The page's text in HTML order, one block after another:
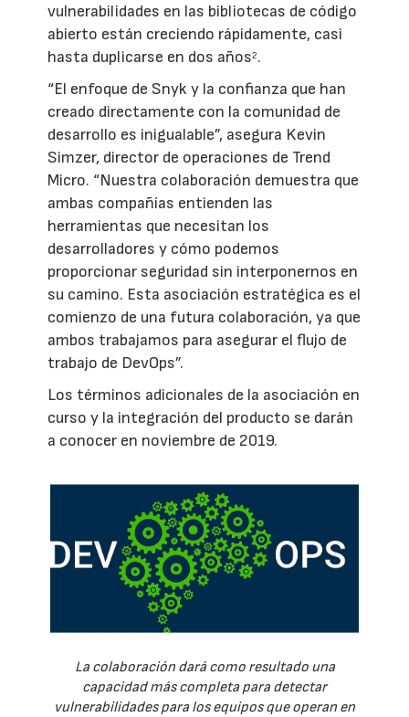
vulnerabilidades en las bibliotecas de código
abierto están creciendo rápidamente, casi
hasta duplicarse en dos años2.
“El enfoque de Snyk y la confianza que han
creado directamente con la comunidad de
desarrollo es inigualable”, asegura Kevin
Simzer, director de operaciones de Trend
Micro. “Nuestra colaboración demuestra que
ambas compañías entienden las
herramientas que necesitan los
desarrolladores y cómo podemos
proporcionar seguridad sin interponernos en
su camino. Esta asociación estratégica es el
comienzo de una futura colaboración, ya que
ambos trabajamos para asegurar el flujo de
trabajo de DevOps”.
Los términos adicionales de la asociación en
curso y la integración del producto se darán
a conocer en noviembre de 2019.
La colaboración dará como resultado una
capacidad más completa para detectar
vulnerabilidades para los equipos que operan en